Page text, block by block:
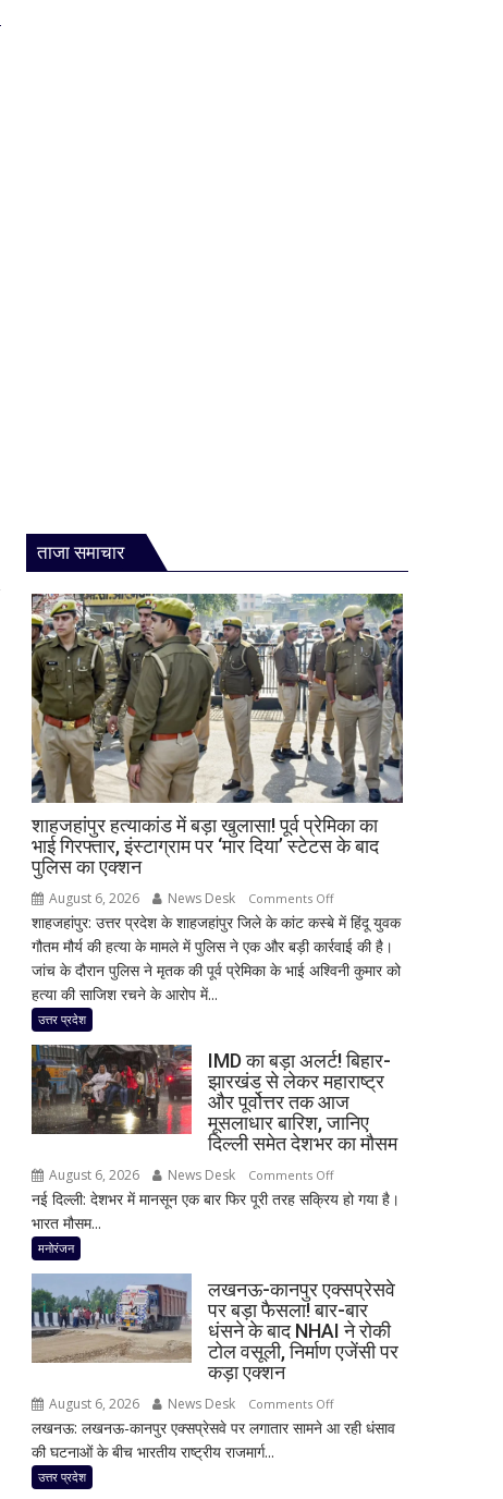
ताजा समाचार
शाहजहांपुर हत्याकांड में बड़ा खुलासा! पूर्व प्रेमिका का
भाई गिरफ्तार, इंस्टाग्राम पर ‘मार दिया’ स्टेटस के बाद
पुलिस का एक्शन
August 6, 2026 News Desk Comments Offon
शाहजहांपुर
हत्याकांड
में
प्रेमिका
का
भाई
गिरफ्तार,
‘मार
बाद
पुलिस
का
शाहजहांपुर: उत्तर प्रदेश के शाहजहांपुर जिले के कांट कस्बे में हिंदू युवक
गौतम मौर्य की हत्या के मामले में पुलिस ने एक और बड़ी कार्रवाई की है।
जांच के दौरान पुलिस ने मृतक की पूर्व प्रेमिका के भाई अश्विनी कुमार को
हत्या की साजिश रचने के आरोप में...
उत्तर प्रदेश
IMD का बड़ा अलर्ट! बिहार-
झारखंड से लेकर महाराष्ट्र
और पूर्वोत्तर तक आज
मूसलाधार बारिश, जानिए
दिल्ली समेत देशभर का मौसम
August 6, 2026 News Desk Comments Offon
IMD
बिहार-
झारखंड
से
लेकर
पूर्वोत्तर
नई दिल्ली: देशभर में मानसून एक बार फिर पूरी तरह सक्रिय हो गया है।
भारत मौसम...
मनोरंजन
लखनऊ-कानपुर एक्सप्रेसवे
पर बड़ा फैसला! बार-बार
धंसने के बाद NHAI ने रोकी
टोल वसूली, निर्माण एजेंसी पर
कड़ा एक्शन
August 6, 2026 News Desk Comments Offon
लखनऊ-
लखनऊ: लखनऊ-कानपुर एक्सप्रेसवे पर लगातार सामने आ रही धंसाव
की घटनाओं के बीच भारतीय राष्ट्रीय राजमार्ग...
उत्तर प्रदेश